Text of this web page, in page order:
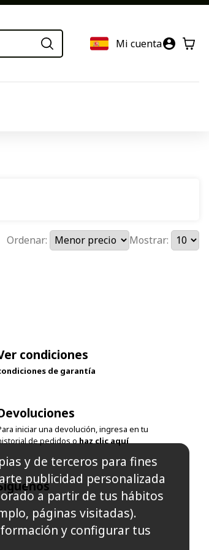
Mi cuenta
Ordenar: Mostrar:
de garantía
iniciar una devolución, ingresa en tu
de pedidos o
y de terceros para fines
publicidad personalizada
a partir de tus hábitos
páginas visitadas).
y configurar tus